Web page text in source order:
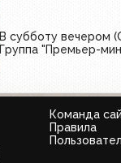
В субботу вечером
Группа "Премьер-
Команда
Правила